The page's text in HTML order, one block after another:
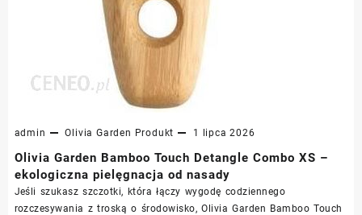
admin Olivia Garden Produkt 1 lipca 2026
Olivia Garden Bamboo Touch Detangle Combo XS –
ekologiczna pielęgnacja od nasady
Jeśli szukasz szczotki, która łączy wygodę codziennego
rozczesywania z troską o środowisko, Olivia Garden Bamboo Touch